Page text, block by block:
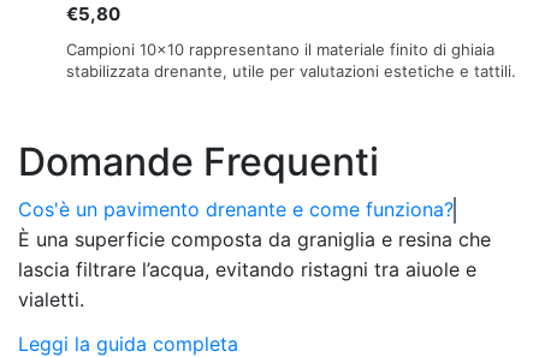
€5,80
Campioni 10×10 rappresentano il materiale finito di ghiaia
stabilizzata drenante, utile per valutazioni estetiche e tattili.
Domande Frequenti
Cos'è un pavimento drenante e come funziona?
È una superficie composta da graniglia e resina che
lascia filtrare l’acqua, evitando ristagni tra aiuole e
vialetti.
Leggi la guida completa